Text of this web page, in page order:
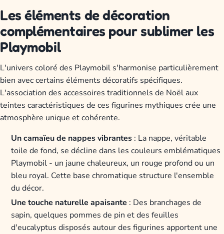
Les éléments de décoration
complémentaires pour sublimer les
Playmobil
L'univers coloré des Playmobil s'harmonise particulièrement
bien avec certains éléments décoratifs spécifiques.
L'association des accessoires traditionnels de Noël aux
teintes caractéristiques de ces figurines mythiques crée une
atmosphère unique et cohérente.
Un camaïeu de nappes vibrantes : La nappe, véritable
toile de fond, se décline dans les couleurs emblématiques
Playmobil - un jaune chaleureux, un rouge profond ou un
bleu royal. Cette base chromatique structure l'ensemble
du décor.
Une touche naturelle apaisante : Des branchages de
sapin, quelques pommes de pin et des feuilles
d'eucalyptus disposés autour des figurines apportent une